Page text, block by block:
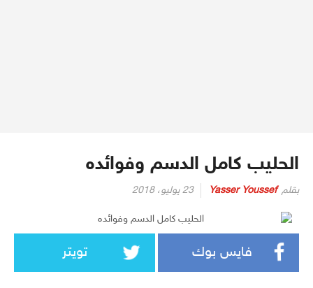
الحليب كامل الدسم وفوائده
بقلم Yasser Youssef 23 يوليو، 2018
فايس بوك تويتر